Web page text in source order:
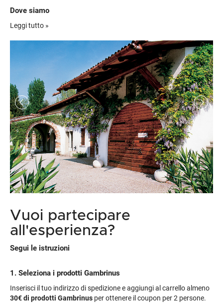
Dove siamo
Indicazioni per raggiungere la location:
Leggi tutto »
Vuoi partecipare
all'esperienza?
Segui le istruzioni
1. Seleziona i prodotti Gambrinus
Inserisci il tuo indirizzo di spedizione e aggiungi al carrello almeno
30€di prodotti Gambrinus per ottenere il coupon per 2 persone.